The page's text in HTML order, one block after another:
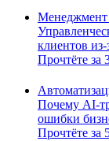
Менеджмент
клиентов
Прочтёте за
Почему AI-
ошибки
Прочтёте за